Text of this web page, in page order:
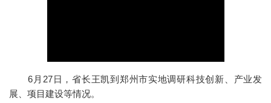
6月27日，省长王凯到郑州市实地调研科技创新、产业发
展、项目建设等情况。